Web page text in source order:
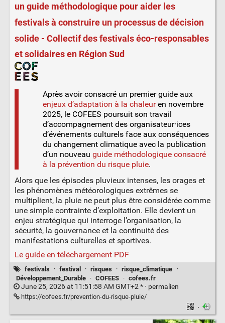
un guide méthodologique pour aider les
festivals à construire un processus de décision
solide - Collectif des festivals éco-responsables
et solidaires en Région Sud
Après avoir consacré un premier guide aux
enjeux d’adaptation à la chaleuren novembre
2025, le COFEES poursuit son travail
d’accompagnement des organisateur·ices
d’événements culturels face aux conséquences
du changement climatique avec la publication
d’un nouveau guide méthodologique consacré
à la prévention du risque pluie.
Alors que les épisodes pluvieux intenses, les orages et
les phénomènes météorologiques extrêmes se
multiplient, la pluie ne peut plus être considérée comme
une simple contrainte d’exploitation. Elle devient un
enjeu stratégique qui interroge l’organisation, la
sécurité, la gouvernance et la continuité des
manifestations culturelles et sportives.
Le guide en téléchargement PDF
festivals · festival · risques · risque_climatique
·
Développement_Durable
· COFEES · cofees.fr
June 25, 2026 at 11:51:58 AM GMT+2 * · permalien
https://cofees.fr/prevention-du-risque-pluie/
·